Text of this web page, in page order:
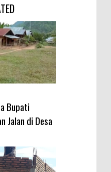
Bupati
Jalan di Desa